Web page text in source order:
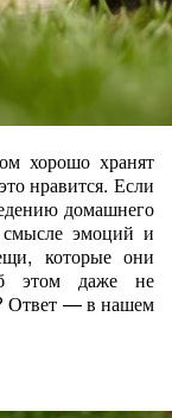
хорошо хранят
нравится. Если
домашнего
эмоций и
которые они
этом даже не
Ответ — в нашем